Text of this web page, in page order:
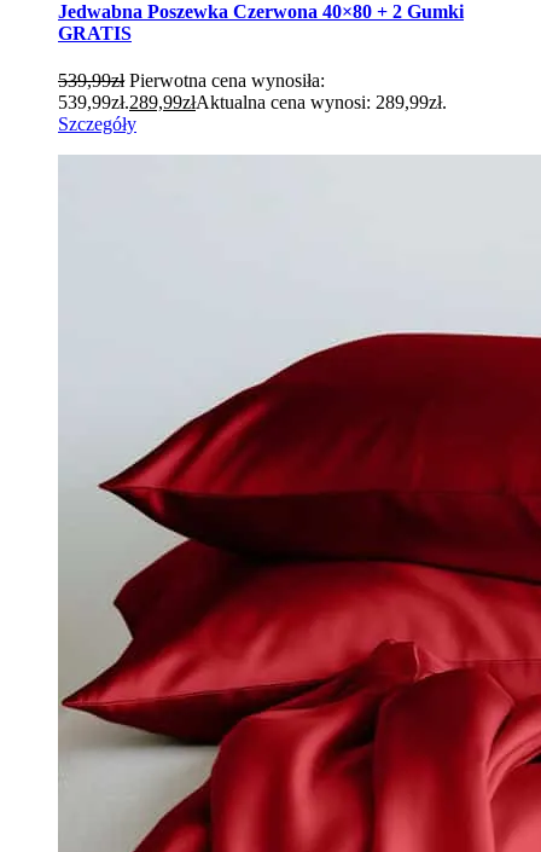
Jedwabna Poszewka Czerwona 40×80 + 2 Gumki
GRATIS
539,99zł Pierwotna cena wynosiła:
539,99zł.289,99złAktualna cena wynosi: 289,99zł.
Szczegóły